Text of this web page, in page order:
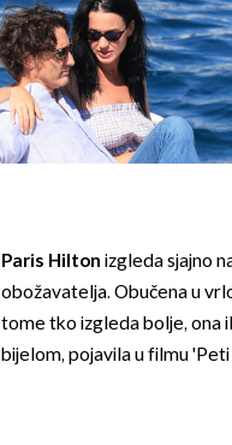
Paris Hilton izgleda sjajno
obožavatelja. Obučena u
tome tko izgleda bolje, ona
bijelom, pojavila u filmu